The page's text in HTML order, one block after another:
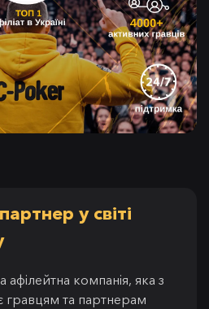
у світі
афілейтна компанія, яка з
гравцям та партнерам